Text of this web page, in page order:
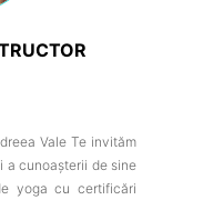
Te invităm
a cunoașterii de sine
yoga cu certificări